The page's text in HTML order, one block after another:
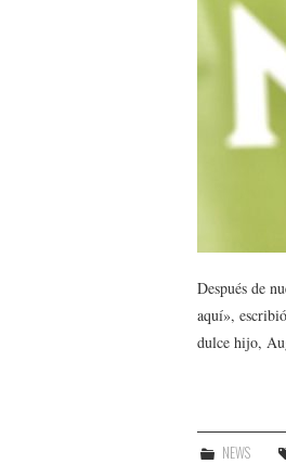
Después de
aquí»,
dulce hijo,
NEWS